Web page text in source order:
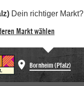
Dein richtiger Markt?
Markt wählen
Bornheim (Pfalz)